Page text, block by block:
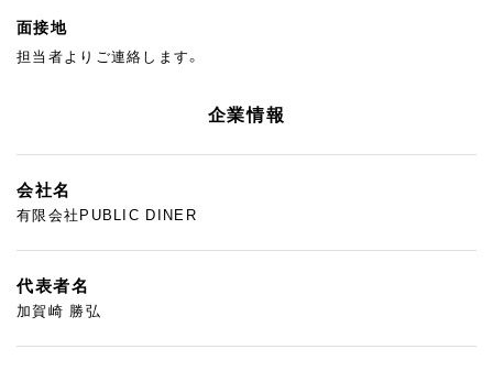
面接地
担当者よりご連絡します。
企業情報
会社名
有限会社PUBLIC DINER
代表者名
加賀崎 勝弘